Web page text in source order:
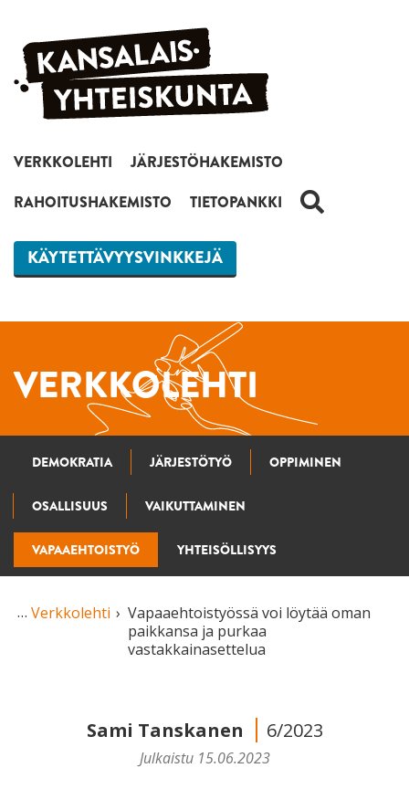
Siirry sisältöön
VERKKOLEHTI
JÄRJESTÖHAKEMISTO
RAHOITUSHAKEMISTO
TIETOPANKKI HAKU
KÄYTETTÄVYYSVINKKEJÄ
VERKKOLEHTI
DEMOKRATIA JÄRJESTÖTYÖ OPPIMINEN
OSALLISUUS VAIKUTTAMINEN
VAPAAEHTOISTYÖ YHTEISÖLLISYYS
Verkkolehti
Vapaaehtois­työssä voi löytää oman
paikkansa ja purkaa
vastakkainasettelua
Sami Tanskanen 6/2023
Julkaistu 15.06.2023